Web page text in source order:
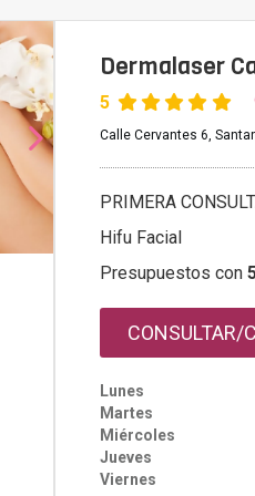
Dermalaser
5
Calle Cervantes 6,
PRIMERA
Hifu Facial
Presupuestos con
CONSULTAR/
Lunes
Martes
Miércoles
Jueves
Viernes